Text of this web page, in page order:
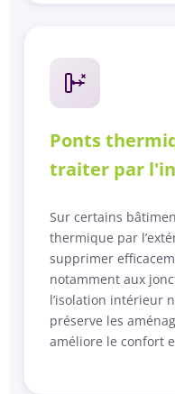
Ponts
traiter par
Sur certains
thermique par
supprimer
notamment aux
l’isolation intérieur
préserve les
améliore le confort